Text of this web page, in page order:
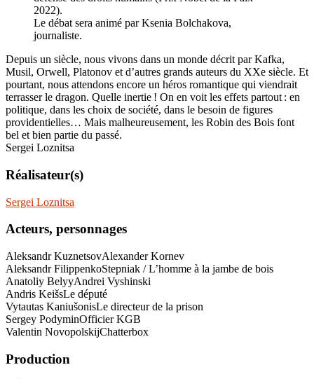
2022).
Le débat sera animé par Ksenia Bolchakova,
journaliste.
Depuis un siècle, nous vivons dans un monde décrit par Kafka,
Musil, Orwell, Platonov et d’autres grands auteurs du XXe siècle. Et
pourtant, nous attendons encore un héros romantique qui viendrait
terrasser le dragon. Quelle inertie ! On en voit les effets partout : en
politique, dans les choix de société, dans le besoin de figures
providentielles… Mais malheureusement, les Robin des Bois font
bel et bien partie du passé.
Sergei Loznitsa
Réalisateur(s)
Sergei Loznitsa
Acteurs, personnages
Aleksandr KuznetsovAlexander Kornev
Aleksandr FilippenkoStepniak / L’homme à la jambe de bois
Anatoliy BelyyAndrei Vyshinski
Andris KeišsLe député
Vytautas KaniušonisLe directeur de la prison
Sergey PodyminOfficier KGB
Valentin NovopolskijChatterbox
Production